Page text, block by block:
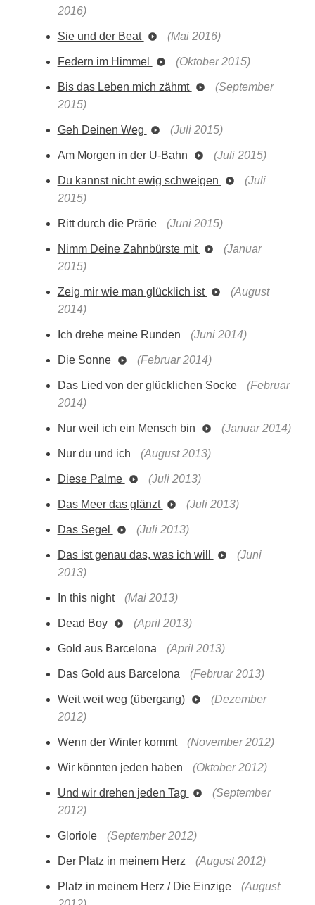
2016)
Sie und der Beat (Mai 2016)
Federn im Himmel (Oktober 2015)
Bis das Leben mich zähmt
(September
2015)
Geh Deinen Weg (Juli 2015)
Am Morgen in der U-Bahn (Juli 2015)
Du kannst nicht ewig schweigen
(Juli
2015)
Ritt durch die Prärie (Juni 2015)
Nimm Deine Zahnbürste mit
(Januar
2015)
Zeig mir wie man glücklich ist
(August
2014)
Ich drehe meine Runden (Juni 2014)
Die Sonne (Februar 2014)
Das Lied von der glücklichen Socke
(Februar
2014)
Nur weil ich ein Mensch bin (Januar 2014)
Nur du und ich (August 2013)
Diese Palme (Juli 2013)
Das Meer das glänzt (Juli 2013)
Das Segel (Juli 2013)
Das ist genau das, was ich will
(Juni
2013)
In this night (Mai 2013)
Dead Boy (April 2013)
Gold aus Barcelona (April 2013)
Das Gold aus Barcelona (Februar 2013)
Weit weit weg (übergang)
(Dezember
2012)
Wenn der Winter kommt (November 2012)
Wir könnten jeden haben (Oktober 2012)
Und wir drehen jeden Tag
(September
2012)
Gloriole (September 2012)
Der Platz in meinem Herz (August 2012)
Platz in meinem Herz / Die Einzige
(August